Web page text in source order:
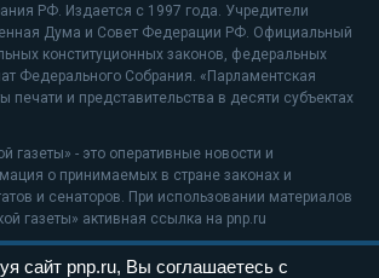
РФ. Издается с 1997 года. Учредители
Дума и Совет Федерации РФ. Официальный
конституционных законов, федеральных
Федерального Собрания. «Парламентская
печати и представительства в десяти субъектах
газеты» - это оперативные новости и
о принимаемых в стране законах и
и сенаторов. При использовании материалов
газеты» активная ссылка на pnp.ru
ресурсе применяютсярекомендательные
сайт pnp.ru, Вы соглашаетесь с